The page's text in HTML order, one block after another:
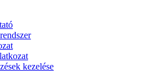
kezelése